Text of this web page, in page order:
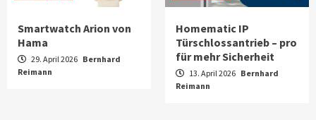
Smartwatch Arion von
Hama
29. April 2026 Bernhard
Reimann
Homematic IP
Türschlossantrieb – pro
für mehr Sicherheit
13. April 2026 Bernhard
Reimann